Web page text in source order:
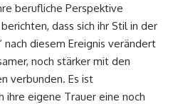
berufliche Perspektive
dass sich ihr Stil in der
diesem Ereignis verändert
noch stärker mit den
verbunden. Es ist
ihre eigene Trauer eine noch